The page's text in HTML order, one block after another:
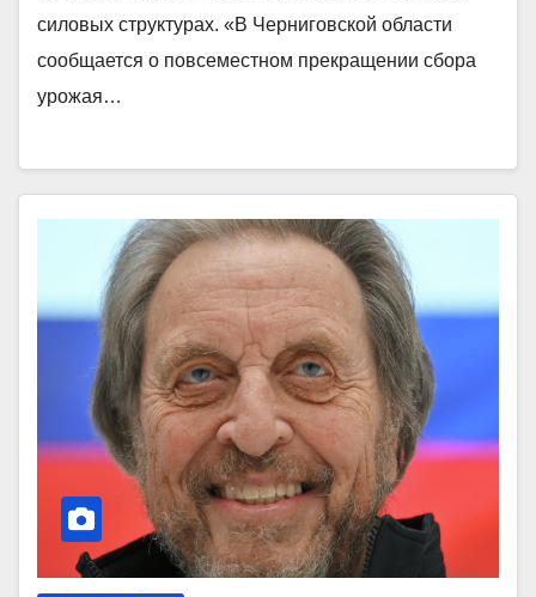
силовых структурах. «В Черниговской области
сообщается о повсеместном прекращении сбора
урожая…